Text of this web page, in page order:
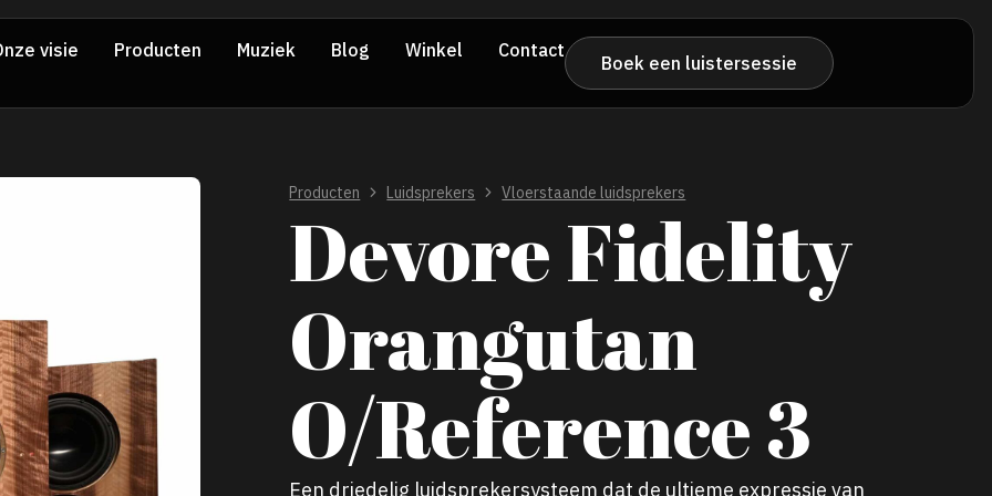
visie Producten Muziek Blog Winkel Contact
Boek een luistersessie
Producten Luidsprekers Vloerstaande luidsprekers
Devore Fidelity
Orangutan
O/Reference 3
Een driedelig luidsprekersysteem dat de ultieme expressie van